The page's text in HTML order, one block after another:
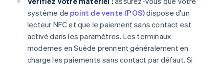
système de point de vente (POS)dispose d'un
lecteur NFC et que le paiement sans contact est
activé dans les paramètres. Les terminaux
modernes en Suède prennent généralement en
charge les paiements sans contact par défaut. Si